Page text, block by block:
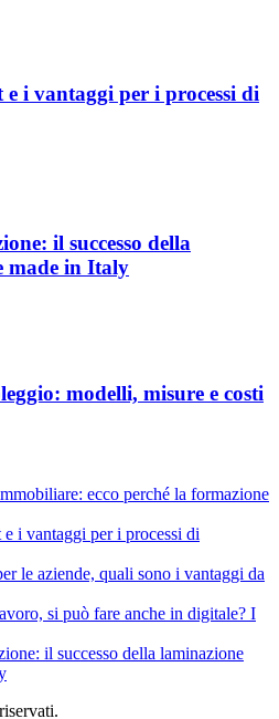
e i vantaggi per i processi di
il successo della
made in Italy
modelli, misure e costi
ecco perché la formazione
i vantaggi per i processi di
le aziende, quali sono i vantaggi da
si può fare anche in digitale? I
il successo della laminazione